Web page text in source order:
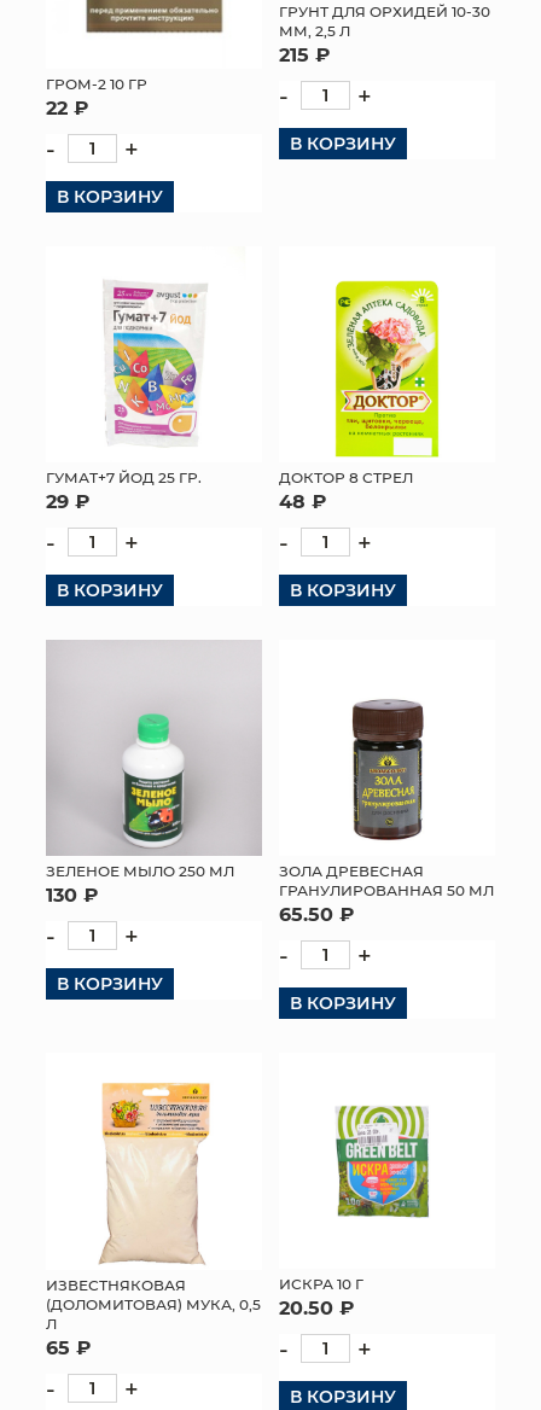
ГРОМ-2 10 ГР
22 ₽
- +
В КОРЗИНУ
ГРУНТ ДЛЯ ОРХИДЕЙ 10-30
ММ, 2,5 Л
215 ₽
- +
В КОРЗИНУ
ГУМАТ+7 ЙОД 25 ГР.
29 ₽
- +
В КОРЗИНУ
ДОКТОР 8 СТРЕЛ
48 ₽
- +
В КОРЗИНУ
ЗЕЛЕНОЕ МЫЛО 250 МЛ
130 ₽
- +
В КОРЗИНУ
ЗОЛА ДРЕВЕСНАЯ
ГРАНУЛИРОВАННАЯ 50 МЛ
65.50 ₽
- +
В КОРЗИНУ
ИЗВЕСТНЯКОВАЯ
(ДОЛОМИТОВАЯ) МУКА, 0,5
Л
65 ₽
- +
ИСКРА 10 Г
20.50 ₽
- +
В КОРЗИНУ